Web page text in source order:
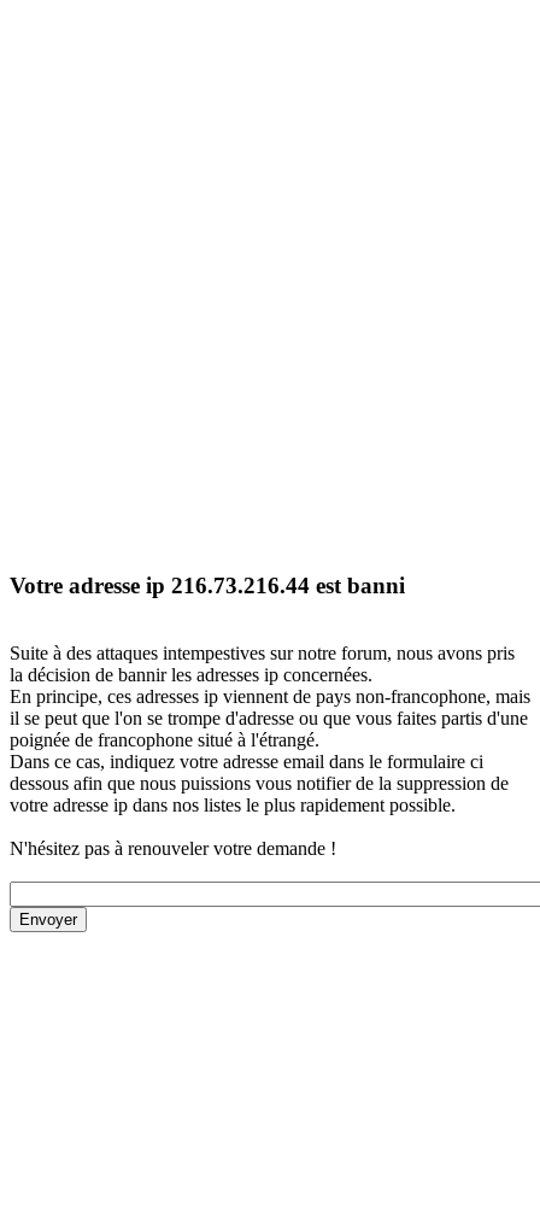
Votre adresse ip 216.73.216.44 est banni
Suite à des attaques intempestives sur notre forum, nous avons pris
la décision de bannir les adresses ip concernées.
En principe, ces adresses ip viennent de pays non-francophone, mais
il se peut que l'on se trompe d'adresse ou que vous faites partis d'une
poignée de francophone situé à l'étrangé.
Dans ce cas, indiquez votre adresse email dans le formulaire ci
dessous afin que nous puissions vous notifier de la suppression de
votre adresse ip dans nos listes le plus rapidement possible.
N'hésitez pas à renouveler votre demande !